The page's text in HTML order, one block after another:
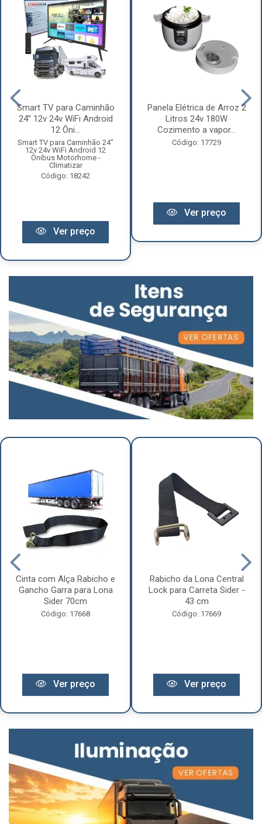
Smart TV para Caminhão
24” 12v 24v WiFi Android
12 Ôni...
Smart TV para Caminhão 24"
12v 24v WiFi Android 12
Ônibus Motorhome -
Climatizar
Código: 18242
Ver preço
Panela Elétrica de Arroz 2
Litros 24v 180W
Cozimento a vapor...
Código: 17729
Ver preço
Cinta com Alça Rabicho e
Gancho Garra para Lona
Sider 70cm
Código: 17668
Ver preço
Rabicho da Lona Central
Lock para Carreta Sider -
43 cm
Código: 17669
Ver preço